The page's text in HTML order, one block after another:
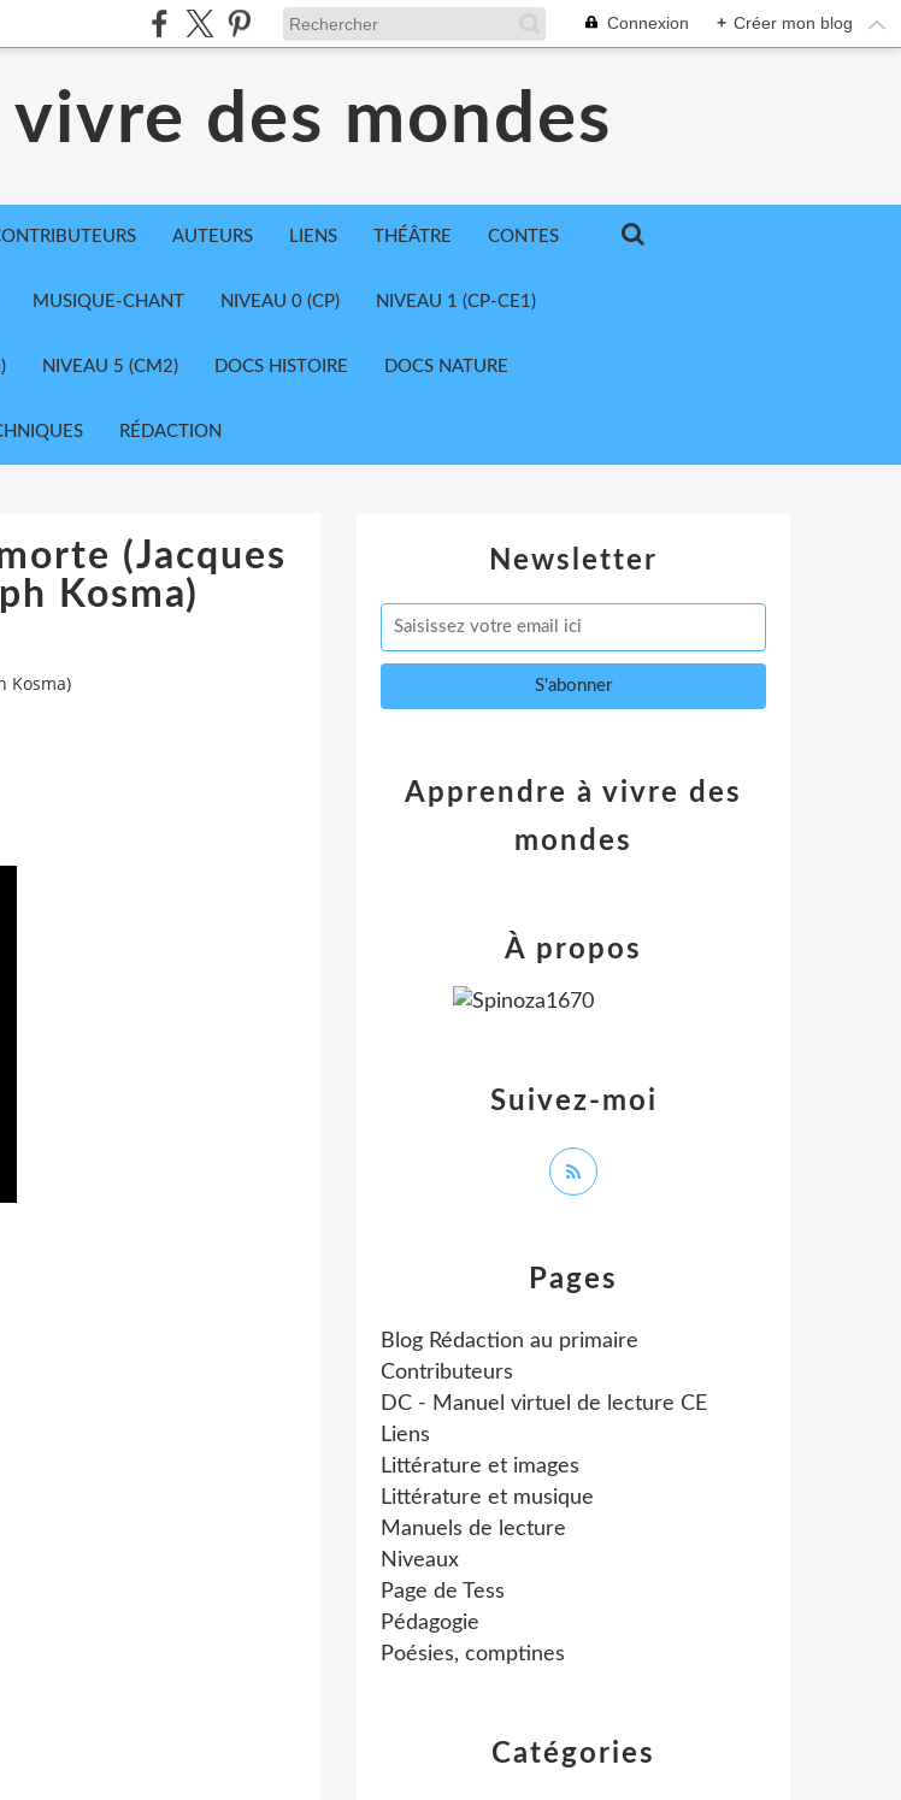
Connexion + Créer mon blog
des mondes
AUTEURS LIENS THÉÂTRE CONTES
MUSIQUE-CHANT NIVEAU 0 (CP) NIVEAU 1 (CP-CE1)
NIVEAU 5 (CM2) DOCS HISTOIRE DOCS NATURE
RÉDACTION
(Jacques
Kosma)
Kosma)
Newsletter
Catégories
Pages
Blog Rédaction au primaire
Contributeurs
DC - Manuel virtuel de lecture CE
Liens
Littérature et images
Littérature et musique
Manuels de lecture
Niveaux
Page de Tess
Pédagogie
Poésies, comptines
Apprendre à vivre des
mondes
Suivez-moi
À propos